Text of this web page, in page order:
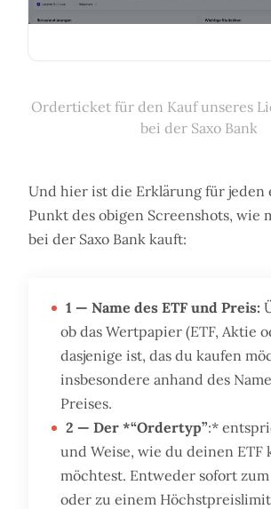
Orderticket für den Kauf unseres
bei der Saxo Bank
Und hier ist die Erklärung für jeden
Punkt des obigen Screenshots, wie
bei der Saxo Bank kauft:
1 — Name des ETF und Preis:
ob das Wertpapier (ETF, Aktie
dasjenige ist, das du kaufen
insbesondere anhand des
Preises.
2 — Der *“Ordertyp”:*
und Weise, wie du deinen ETF
möchtest. Entweder sofort
oder zu einem